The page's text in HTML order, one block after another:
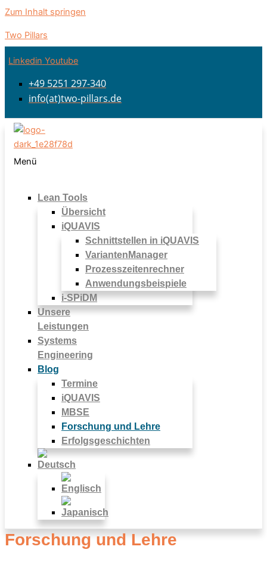
Zum Inhalt springen
Two Pillars
Linkedin Youtube
+49 5251 297-340
info(at)two-pillars.de
Menü
Lean Tools
Übersicht
iQUAVIS
Schnittstellen in iQUAVIS
VariantenManager
Prozesszeitenrechner
Anwendungsbeispiele
i-SPiDM
Unsere
Leistungen
Systems
Engineering
Blog
Termine
iQUAVIS
MBSE
Forschung und Lehre
Erfolgsgeschichten
Forschung und Lehre